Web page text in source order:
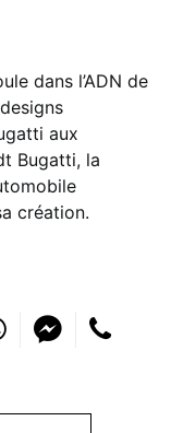
dans l’ADN de
aux
Bugatti, la
création.